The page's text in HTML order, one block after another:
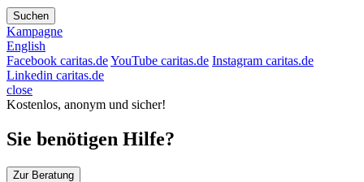
Suchen
Kampagne
English
Facebook caritas.deYouTube caritas.de Instagram caritas.de
Linkedin caritas.de
close
Kostenlos, anonym und sicher!
Sie benötigen Hilfe?
Zur Beratung